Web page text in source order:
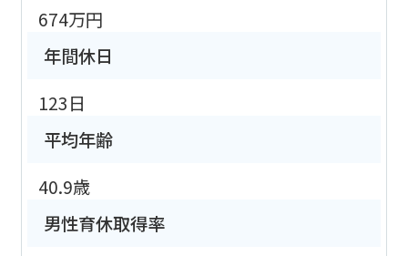
674万円
年間休日
123日
平均年齢
40.9歳
男性育休取得率